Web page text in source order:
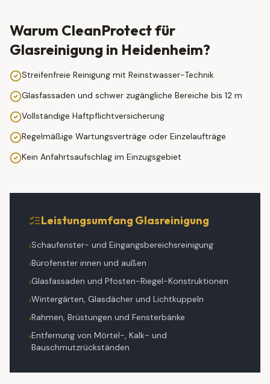
Warum CleanProtect für
Glasreinigung in Heidenheim?
Streifenfreie Reinigung mit Reinstwasser-Technik
Glasfassaden und schwer zugängliche Bereiche bis 12 m
Vollständige Haftpflichtversicherung
Regelmäßige Wartungsverträge oder Einzelaufträge
Kein Anfahrtsaufschlag im Einzugsgebiet
Leistungsumfang Glasreinigung
›Schaufenster- und Eingangsbereichsreinigung
›Bürofenster innen und außen
›Glasfassaden und Pfosten-Riegel-Konstruktionen
›Wintergärten, Glasdächer und Lichtkuppeln
›Rahmen, Brüstungen und Fensterbänke
›Entfernung von Mörtel-, Kalk- und
Bauschmutzrückständen